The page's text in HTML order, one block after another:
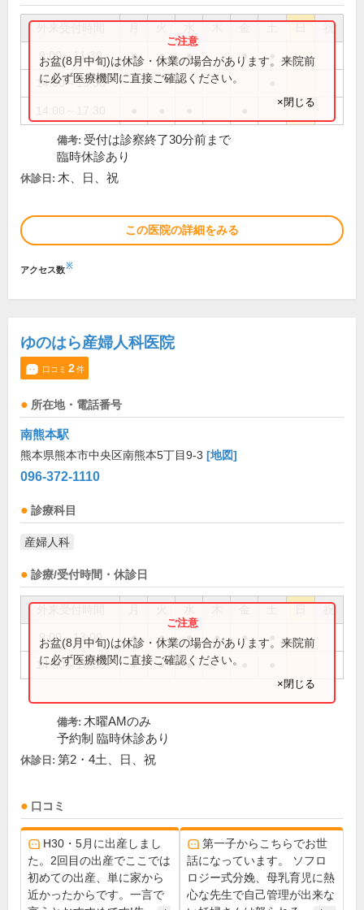
祝
9:00～11:30 ● ● ● ●
14:00～15:30
お盆(8月中旬)は休診・休業の場合があります。来院前
に必ず医療機関に直接ご確認ください。
×閉じる
備考: 受付は診察終了30分前まで
臨時休診あり
休診日: 木、日、祝
この医院の詳細をみる
アクセス数※
ゆのはら産婦人科医院
口コミ 2件
所在地・電話番号
南熊本駅
熊本県熊本市中央区南熊本5丁目9-3 [地図]
096-372-1110
診療科目
産婦人科
診療/受付時間・休診日
祝
9:00～13:00 ● ● ● ● ●
14:00～18:00 ● ● ●
お盆(8月中旬)は休診・休業の場合があります。来院前
に必ず医療機関に直接ご確認ください。
×閉じる
備考: 木曜AMのみ
予約制 臨時休診あり
休診日: 第2・4土、日、祝
口コミ
H30・5月に出産しまし
た。2回目の出産でここでは
初めての出産、単に家から
近かったからです。一言で
第一子からこちらでお世
話になっています。 ソフロ
ロジー式分娩、母乳育児に熱
心な先生で自己管理が出来な